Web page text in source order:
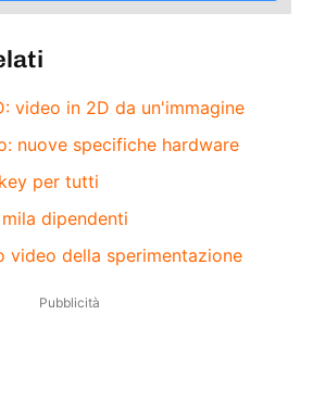
video in 2D da un'immagine
nuove specifiche hardware
per tutti
dipendenti
video della sperimentazione
Pubblicità